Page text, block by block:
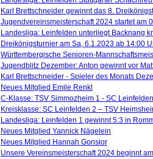
Karl Brettschneider gewinnt das 8.
Jugendvereinsmeisterschaft 2024 startet am
Landesliga: Leinfelden unterliegt Backnang
Dreikönigsturnier am Sa, 6.1.2023 ab 14:00
Württembergische Senioren-
Jugendblitz Dezember: Anton gewinnt vor
Karl Brettschneider - Spieler des Monats
Neues Mitglied Emile Renkl
C-Klasse: TSV Simmozheim 1 - SC
Kreisklasse: SC Leinfelden 2 – TSV
Landesliga: Leinfelden 1 gewinnt 5:3 in
Neues Mitglied Yannick Nägelein
Neues Mitglied Hannah Gonsior
Unsere Vereinsmeisterschaft 2024 beginnt